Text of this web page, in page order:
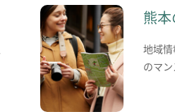
熊
地域
のマ